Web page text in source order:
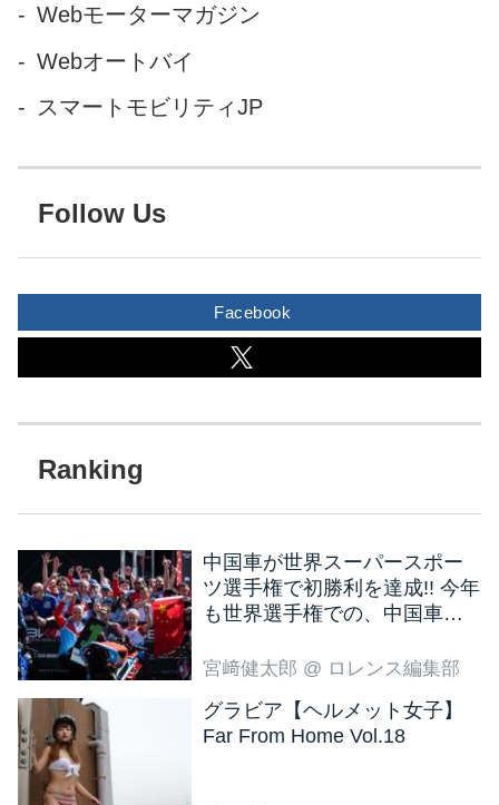
Webモーターマガジン
Webオートバイ
スマートモビリティJP
Follow Us
Facebook
中国車が世界スーパースポー
ツ選手権で初勝利を達成!! 今年
も世界選手権での、中国車の
宮﨑健太郎 @ ロレンス編集部
グラビア【ヘルメット女子】
Far From Home Vol.18